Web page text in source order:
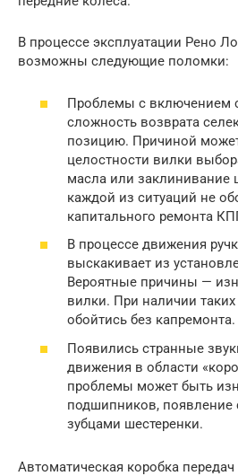
В процессе эксплуатации Рено
возможны следующие поломки:
Проблемы с включением
сложность возврата
позицию. Причиной
целостности вилки
масла или заклинивание
каждой из ситуаций не
капитального ремонта
В процессе движения
выскакивает из
Вероятные причины —
вилки. При наличии
обойтись без капремонта.
Появились странные
движения в области
проблемы может быть
подшипников, появление
зубцами шестеренки.
Автоматическая коробка передач